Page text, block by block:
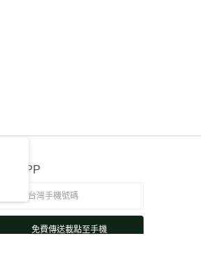
官方APP
免費傳送載點至手機